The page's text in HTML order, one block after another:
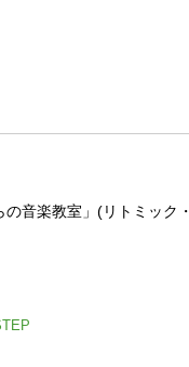
音楽教室」(リトミッ